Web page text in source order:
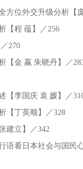
位外交升级分析【
程 蕴】／256
270
金 嬴 朱晓丹】／
李国庆 袁 媛】／
丁英顺】／328
建立】／342
看日本社会与国民